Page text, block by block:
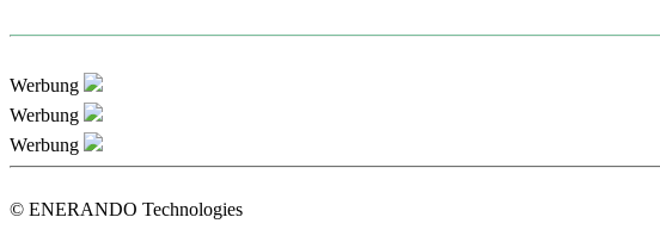
Werbung
Werbung
Werbung
© ENERANDO Technologies